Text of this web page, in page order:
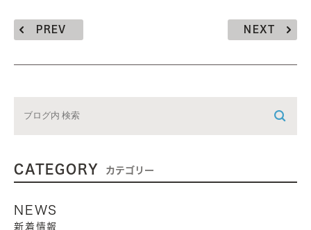
PREV NEXT
CATEGORY カテゴリー
NEWS
新着情報